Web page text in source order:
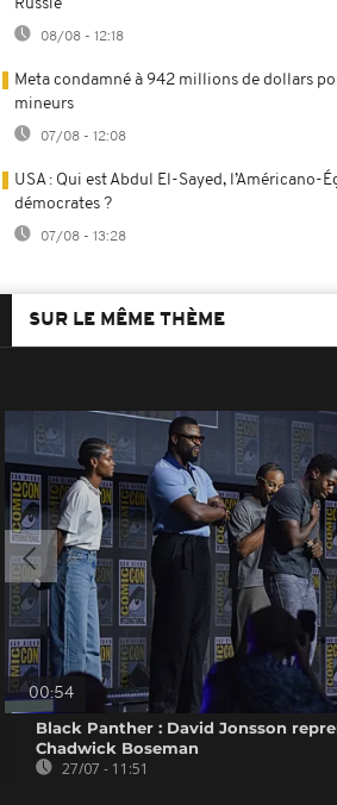
Russie
08/08 - 12:18
Meta condamné à 942 millions de dollars
mineurs
07/08 - 12:08
USA : Qui est Abdul El-Sayed, l’Américano-
démocrates ?
07/08 - 13:28
SUR LE MÊME THÈME
00:54
Black Panther : David Jonsson
Chadwick Boseman
27/07 - 11:51